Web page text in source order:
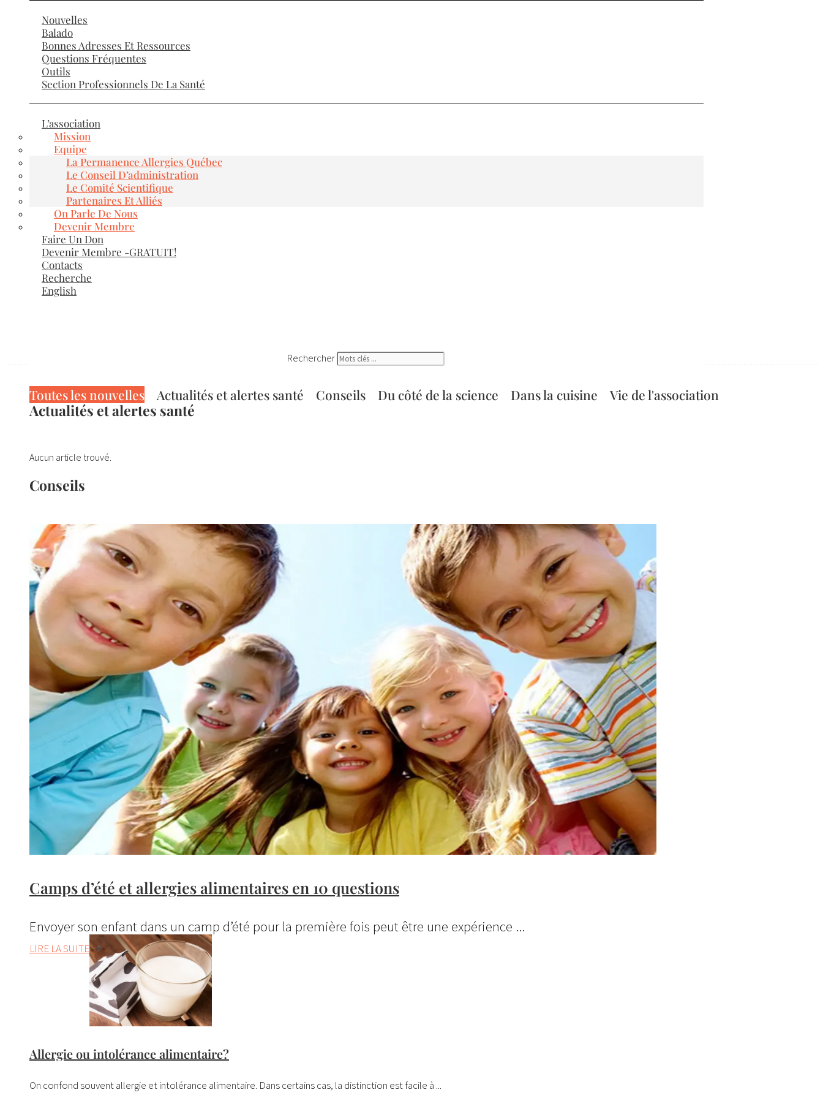
Nouvelles
Balado
Bonnes Adresses Et Ressources
Questions Fréquentes
Outils
Section Professionnels De La Santé
L’association
Mission
Equipe
La Permanence Allergies Québec
Le Conseil D’administration
Le Comité Scientifique
Partenaires Et Alliés
On Parle De Nous
Devenir Membre
Faire Un Don
Devenir Membre -GRATUIT!
Contacts
Recherche
English
Rechercher
Toutes les nouvelles Actualités et alertes santé Conseils Du côté de la science Dans la cuisine Vie de l'association
Actualités et alertes santé
Aucun article trouvé.
Conseils
Camps d’été et allergies alimentaires en 10 questions
Envoyer son enfant dans un camp d’été pour la première fois peut être une expérience ...
LIRE LA SUITE
Allergie ou intolérance alimentaire?
On confond souvent allergie et intolérance alimentaire. Dans certains cas, la distinction est facile à ...